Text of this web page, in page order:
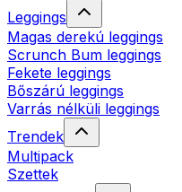
Leggings
Magas derekú leggings
Scrunch Bum leggings
Fekete leggings
Bőszárú leggings
Varrás nélküli leggings
Trendek
Multipack
Szettek